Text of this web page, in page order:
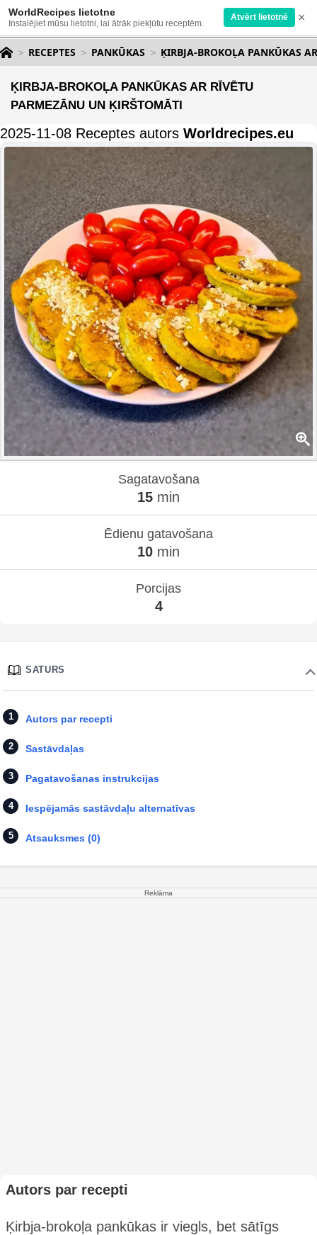
WorldRecipes lietotne
Instalējiet mūsu lietotni, lai ātrāk piekļūtu receptēm.
Atvērt lietotnē ×
RECEPTES PANKŪKAS ĶIRBJA-BROKOĻA PANKŪKAS
ĶIRBJA-BROKOĻA PANKŪKAS AR RĪVĒTU
PARMEZĀNU UN ĶIRŠTOMĀTI
2025-11-08 Receptes autors Worldrecipes.eu
Sagatavošana
15 min
Ēdienu gatavošana
10 min
Porcijas
4
SATURS
Autors par recepti
Sastāvdaļas
Pagatavošanas instrukcijas
Iespējamās sastāvdaļu alternatīvas
Atsauksmes (0)
Reklāma
Autors par recepti
Ķirbja-brokoļa pankūkas ir viegls, bet sātīgs